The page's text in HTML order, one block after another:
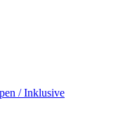
/ Inklusive